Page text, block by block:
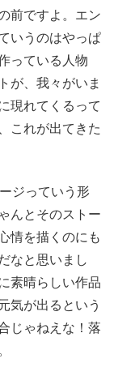
前ですよ。エン
いうのはやっぱ
っている人物
が、我々がいま
現れてくるって
これが出てきた
ジっていう形
んとそのストー
情を描くのにも
なと思いまし
素晴らしい作品
気が出るという
じゃねえな！落